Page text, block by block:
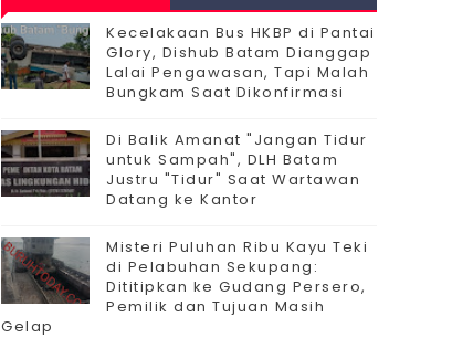
Kecelakaan Bus HKBP di Pantai
Glory, Dishub Batam Dianggap
Lalai Pengawasan, Tapi Malah
Bungkam Saat Dikonfirmasi
Di Balik Amanat "Jangan Tidur
untuk Sampah", DLH Batam
Justru "Tidur" Saat Wartawan
Datang ke Kantor
Misteri Puluhan Ribu Kayu Teki
di Pelabuhan Sekupang:
Dititipkan ke Gudang Persero,
Pemilik dan Tujuan Masih
Gelap